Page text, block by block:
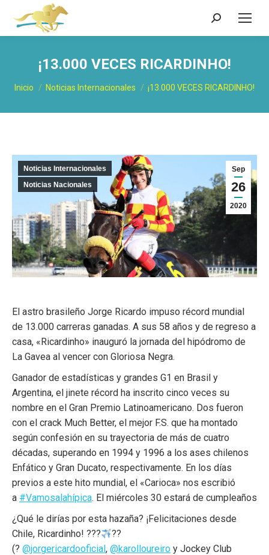
Buscar:
¡13.000 VECES RICARDINHO!
Estás aquí:
Inicio Noticias Internacionales ¡13.000 VECES RICARDINHO!
Sep
26
2020
Noticias Internacionales
Noticias Nacionales
El astro brasileño Jorge Ricardo impuso récord mundial
de 13.000 carreras ganadas. A sus 58 años y de regreso a
casa, «Ricardinho» inauguró la jornada del hipódromo de
La Gavea al vencer con Gloriosa Negra.
Ganador de estadísticas y grandes G1 en Brasil y
Argentina, el jinete récord ha inscrito cinco veces su
nombre en el Gran Premio Latinoamericano. Dos fueron
con el crack Much Better, el mejor F.S. que ha montado
según confesión en su trayectoria de más de cuatro
décadas, superando en 1994 y 1996 a los ases chilenos
Enfático y Gran Ducato, respectivamente. En los días
previos a este hito mundial, el «Carioca» nos escribió
a #Vamosalahípica. El miércoles 30 estará de cumpleaños
¿Qué le dirías por esta hazaña? ¡Felicitaciones desde
Chile, Ricardinho! ???
??
(? @jorgericardooficial, @karolloureiro y Jockey Club